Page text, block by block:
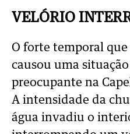
VELÓRIO
O forte temporal
causou uma
preocupante na
A intensidade da
água invadiu o